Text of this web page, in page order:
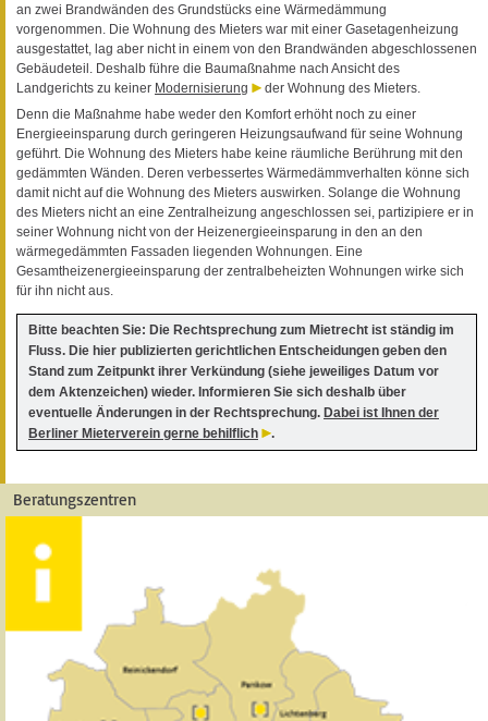
an zwei Brandwänden des Grundstücks eine Wärmedämmung
vorgenommen. Die Wohnung des Mieters war mit einer Gasetagenheizung
ausgestattet, lag aber nicht in einem von den Brandwänden abgeschlossenen
Gebäudeteil. Deshalb führe die Baumaßnahme nach Ansicht des
Landgerichts zu keiner Modernisierung
der Wohnung des Mieters.
Denn die Maßnahme habe weder den Komfort erhöht noch zu einer
Energieeinsparung durch geringeren Heizungsaufwand für seine Wohnung
geführt. Die Wohnung des Mieters habe keine räumliche Berührung mit den
gedämmten Wänden. Deren verbessertes Wärmedämmverhalten könne sich
damit nicht auf die Wohnung des Mieters auswirken. Solange die Wohnung
des Mieters nicht an eine Zentralheizung angeschlossen sei, partizipiere er in
seiner Wohnung nicht von der Heizenergieeinsparung in den an den
wärmegedämmten Fassaden liegenden Wohnungen. Eine
Gesamtheizenergieeinsparung der zentralbeheizten Wohnungen wirke sich
für ihn nicht aus.
Bitte beachten Sie: Die Rechtsprechung zum Mietrecht ist ständig im
Fluss. Die hier publizierten gerichtlichen Entscheidungen geben den
Stand zum Zeitpunkt ihrer Verkündung (siehe jeweiliges Datum vor
dem Aktenzeichen) wieder. Informieren Sie sich deshalb über
eventuelle Änderungen in der Rechtsprechung. Dabei ist Ihnen der
Berliner Mieterverein gerne behilflich
.
Beratungszentren